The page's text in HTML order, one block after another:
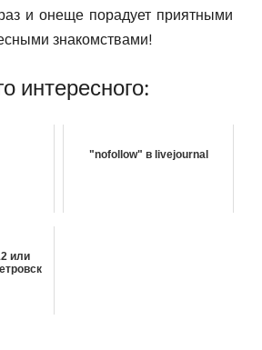
и онеще порадует приятными
знакомствами!
интересного:
"nofollow" в livejournal
или